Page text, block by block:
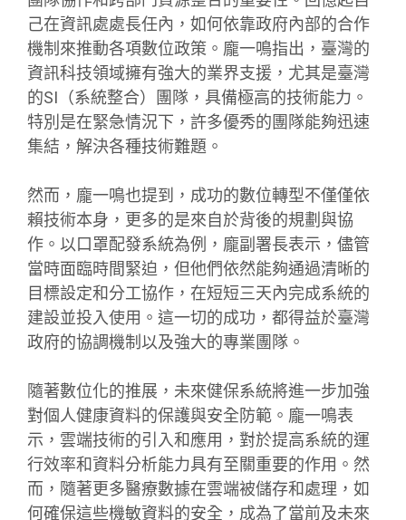
己在資訊處處長任內，如何依靠政府內部的合作
機制來推動各項數位政策。龐一鳴指出，臺灣的
資訊科技領域擁有強大的業界支援，尤其是臺灣
的SI（系統整合）團隊，具備極高的技術能力。
特別是在緊急情況下，許多優秀的團隊能夠迅速
集結，解決各種技術難題。
然而，龐一鳴也提到，成功的數位轉型不僅僅依
賴技術本身，更多的是來自於背後的規劃與協
作。以口罩配發系統為例，龐副署長表示，儘管
當時面臨時間緊迫，但他們依然能夠通過清晰的
目標設定和分工協作，在短短三天內完成系統的
建設並投入使用。這一切的成功，都得益於臺灣
政府的協調機制以及強大的專業團隊。
隨著數位化的推展，未來健保系統將進一步加強
對個人健康資料的保護與安全防範。龐一鳴表
示，雲端技術的引入和應用，對於提高系統的運
行效率和資料分析能力具有至關重要的作用。然
而，隨著更多醫療數據在雲端被儲存和處理，如
何確保這些機敏資料的安全，成為了當前及未來